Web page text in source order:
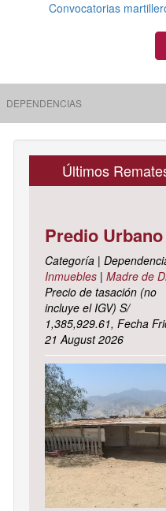
Convocatorias
Sociales
DEPENDENCIAS
Últimos
Categoría |
Inmuebles| Madre de
Precio de tasación (no
incluye el IGV) S/
1,385,929.61, Fecha
21 August 2026